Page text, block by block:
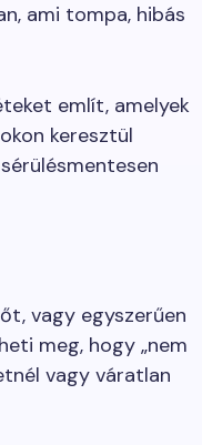
ami tompa, hibás
említ, amelyek
keresztül
vagy egyszerűen
meg, hogy „nem
vagy váratlan